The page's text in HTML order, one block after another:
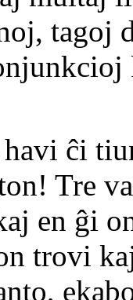
tagoj
ĉi
Tre
en ĝi
trovi